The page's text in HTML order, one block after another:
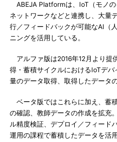
ABEJA Platformは、IoT（モノ
ネットワークなどと連携し、大量
行／フィードバックが可能なAI（
ニングを活用している。
アルファ版は2016年12月より提
得・蓄積サイクルにおけるIoTデ
量のデータ取得、取得したデータ
ベータ版ではこれらに加え、蓄
の確認、教師データの作成を拡充
ル精度検証、デプロイ／フィード
運用の課程で蓄積したデータを活